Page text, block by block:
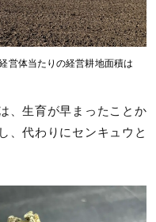
営体当たりの経営耕地面積は
、生育が早まったことか
、代わりにセンキュウと